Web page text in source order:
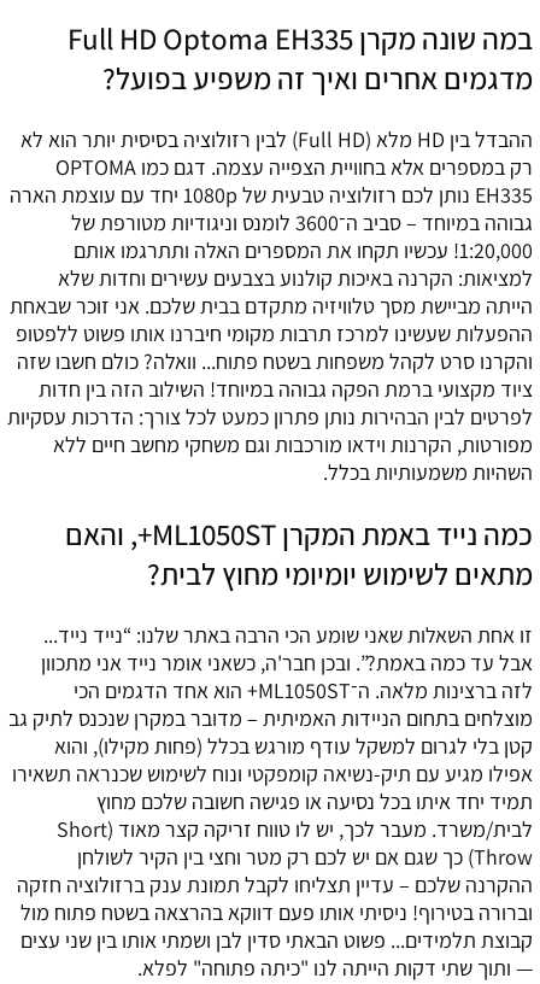
במה שונה מקרן Full HD Optoma EH335
מדגמים אחרים ואיך זה משפיע בפועל?
ההבדל בין HD מלא (Full HD) לבין רזולוציה בסיסית יותר הוא לא
רק במספרים אלא בחוויית הצפייה עצמה. דגם כמו OPTOMA
EH335 נותן לכם רזולוציה טבעית של 1080p יחד עם עוצמת הארה
גבוהה במיוחד – סביב ה־3600 לומנס וניגודיות מטורפת של
1:20,000! עכשיו תקחו את המספרים האלה ותתרגמו אותם
למציאות: הקרנה באיכות קולנוע בצבעים עשירים וחדות שלא
הייתה מביישת מסך טלוויזיה מתקדם בבית שלכם. אני זוכר שבאחת
ההפעלות שעשינו למרכז תרבות מקומי חיברנו אותו פשוט ללפטופ
והקרנו סרט לקהל משפחות בשטח פתוח... וואלה? כולם חשבו שזה
ציוד מקצועי ברמת הפקה גבוהה במיוחד! השילוב הזה בין חדות
לפרטים לבין הבהירות נותן פתרון כמעט לכל צורך: הדרכות עסקיות
מפורטות, הקרנות וידאו מורכבות וגם משחקי מחשב חיים ללא
השהיות משמעותיות בכלל.
כמה נייד באמת המקרן ML1050ST+, והאם
מתאים לשימוש יומיומי מחוץ לבית?
זו אחת השאלות שאני שומע הכי הרבה באתר שלנו: “נייד נייד...
אבל עד כמה באמת?”. ובכן חבר'ה, כשאני אומר נייד אני מתכוון
לזה ברצינות מלאה. ה־ML1050ST+ הוא אחד הדגמים הכי
מוצלחים בתחום הניידות האמיתית – מדובר במקרן שנכנס לתיק גב
קטן בלי לגרום למשקל עודף מורגש בכלל (פחות מקילו), והוא
אפילו מגיע עם תיק-נשיאה קומפקטי ונוח לשימוש שכנראה תשאירו
תמיד יחד איתו בכל נסיעה או פגישה חשובה שלכם מחוץ
לבית/משרד. מעבר לכך, יש לו טווח זריקה קצר מאוד (Short
Throw) כך שגם אם יש לכם רק מטר וחצי בין הקיר לשולחן
ההקרנה שלכם – עדיין תצליחו לקבל תמונת ענק ברזולוציה חזקה
וברורה בטירוף! ניסיתי אותו פעם דווקא בהרצאה בשטח פתוח מול
קבוצת תלמידים... פשוט הבאתי סדין לבן ושמתי אותו בין שני עצים
— ותוך שתי דקות הייתה לנו "כיתה פתוחה" לפלא.